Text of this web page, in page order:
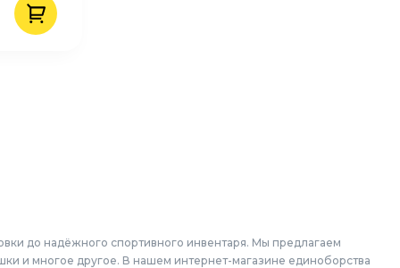
до надёжного спортивного инвентаря. Мы предлагаем
и многое другое. В нашем интернет-магазине единоборства